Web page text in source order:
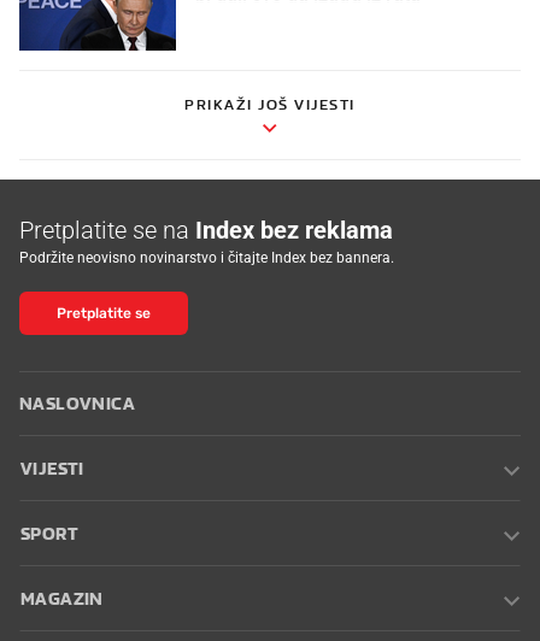
PRIKAŽI JOŠ VIJESTI
Pretplatite se na Index bez reklama
Podržite neovisno novinarstvo i čitajte Index bez bannera.
Pretplatite se
NASLOVNICA
VIJESTI
SPORT
MAGAZIN